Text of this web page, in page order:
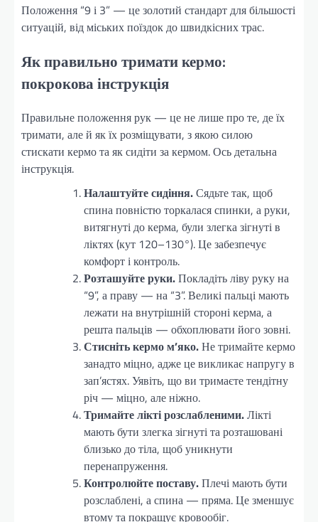
Положення “9 і 3” — це золотий стандарт для більшості
ситуацій, від міських поїздок до швидкісних трас.
Як правильно тримати кермо:
покрокова інструкція
Правильне положення рук — це не лише про те, де їх
тримати, але й як їх розміщувати, з якою силою
стискати кермо та як сидіти за кермом. Ось детальна
інструкція.
Налаштуйте сидіння.Сядьте так, щоб
спина повністю торкалася спинки, а руки,
витягнуті до керма, були злегка зігнуті в
ліктях (кут 120–130°). Це забезпечує
комфорт і контроль.
Розташуйте руки.Покладіть ліву руку на
“9”, а праву — на “3”. Великі пальці мають
лежати на внутрішній стороні керма, а
решта пальців — обхоплювати його зовні.
Стисніть кермо м’яко.Не тримайте кермо
занадто міцно, адже це викликає напругу в
зап’ястях. Уявіть, що ви тримаєте тендітну
річ — міцно, але ніжно.
Тримайте лікті розслабленими.Лікті
мають бути злегка зігнуті та розташовані
близько до тіла, щоб уникнути
перенапруження.
Контролюйте поставу.Плечі мають бути
розслаблені, а спина — пряма. Це зменшує
втому та покращує кровообіг.